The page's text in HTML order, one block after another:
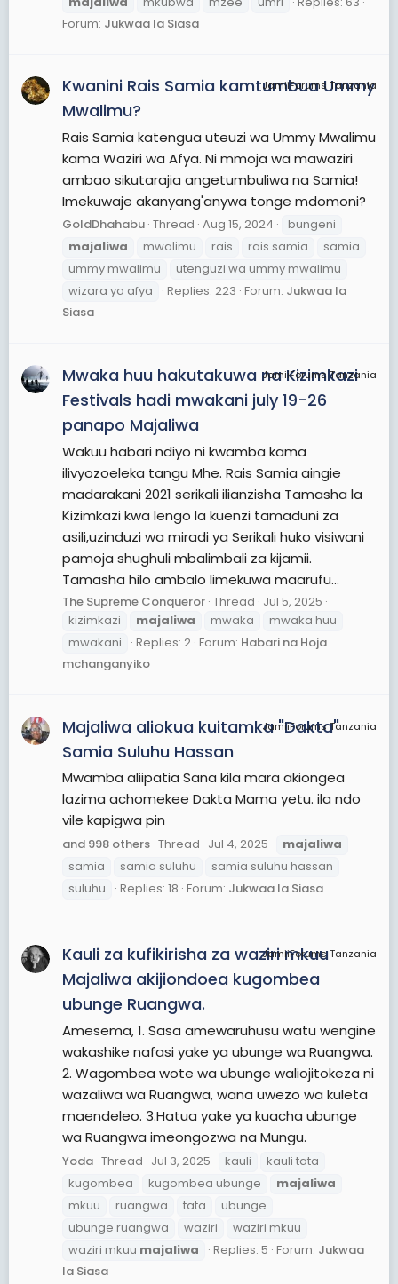
Forum: Jukwaa la Siasa
JamiiForums Tanzania
Kwanini Rais Samia kamtumbua Ummy
Mwalimu?
Rais Samia katengua uteuzi wa Ummy Mwalimu
kama Waziri wa Afya. Ni mmoja wa mawaziri
ambao sikutarajia angetumbuliwa na Samia!
Imekuwaje akanyang'anywa tonge mdomoni?
GoldDhahabu Thread Aug 15, 2024
bungeni
majaliwa
mwalimu rais rais samia
samia
ummy mwalimu
utenguzi wa ummy mwalimu
wizara ya afya
Replies: 223 Forum: Jukwaa la
Siasa
JamiiForums Tanzania
Mwaka huu hakutakuwa na Kizimkazi
Festivals hadi mwakani july 19-26
panapo Majaliwa
Wakuu habari ndiyo ni kwamba kama
ilivyozoeleka tangu Mhe. Rais Samia aingie
madarakani 2021 serikali ilianzisha Tamasha la
Kizimkazi kwa lengo la kuenzi tamaduni za
asili,uzinduzi wa miradi ya Serikali huko visiwani
pamoja shughuli mbalimbali za kijamii.
Tamasha hilo ambalo limekuwa maarufu...
The Supreme Conqueror Thread Jul 5, 2025
kizimkazi
majaliwa mwaka
mwaka huu
mwakani
Replies: 2 Forum: Habari na Hoja
mchanganyiko
JamiiForums Tanzania
Majaliwa aliokua kuitamka "Dakta"
Samia Suluhu Hassan
Mwamba aliipatia Sana kila mara akiongea
lazima achomekee Dakta Mama yetu. ila ndo
vile kapigwa pin
and 998 others Thread Jul 4, 2025
majaliwa
samia
samia suluhu
samia suluhu hassan
suluhu
Replies: 18 Forum: Jukwaa la Siasa
JamiiForums Tanzania
Kauli za kufikirisha za waziri mkuu
Majaliwa akijiondoea kugombea
ubunge Ruangwa.
Amesema, 1. Sasa amewaruhusu watu wengine
wakashike nafasi yake ya ubunge wa Ruangwa.
2. Wagombea wote wa ubunge waliojitokeza ni
wazaliwa wa Ruangwa, wana uwezo wa kuleta
maendeleo. 3.Hatua yake ya kuacha ubunge
wa Ruangwa imeongozwa na Mungu.
Yoda Thread Jul 3, 2025 kauli
kauli tata
kugombea
kugombea ubunge
majaliwa
mkuu
ruangwa tata
ubunge
ubunge ruangwa
waziri
waziri mkuu
waziri mkuu majaliwa Replies: 5 Forum: Jukwaa
la Siasa